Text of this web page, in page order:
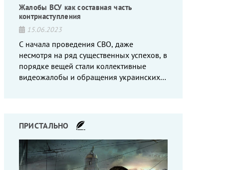
Жалобы ВСУ как составная часть
контрнаступления
15.06.2023
С начала проведения СВО, даже
несмотря на ряд существенных успехов, в
порядке вещей стали коллективные
видеожалобы и обращения украинских
ПРИСТАЛЬНО